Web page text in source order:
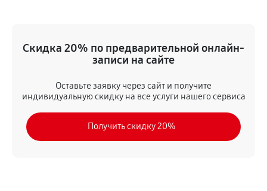
Скидка 20% по предварительной онлайн-
записи на сайте
Оставьте заявку через сайт и получите
индивидуальную скидку на все услуги нашего сервиса
Получить скидку 20%